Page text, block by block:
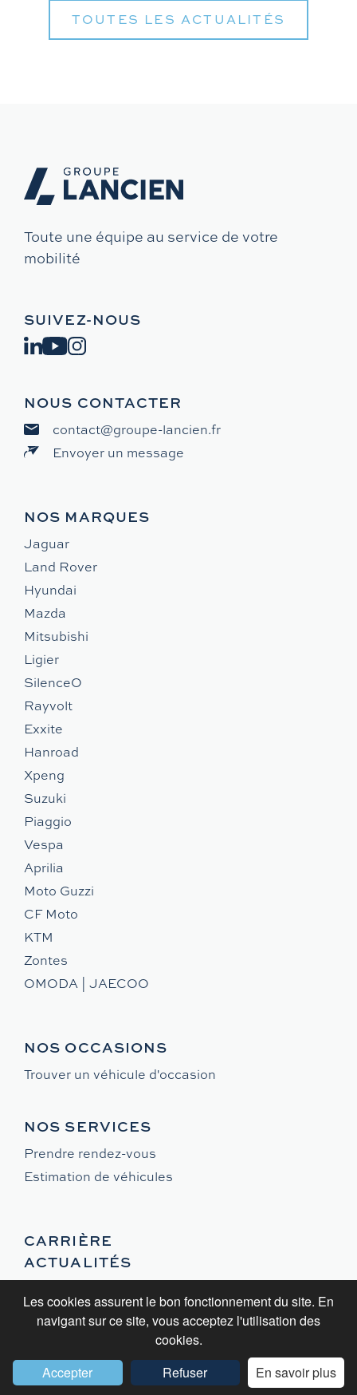
Les cookies assurent le bon fonctionnement du site. En
navigant sur ce site, vous acceptez l'utilisation des
cookies.
Accepter
Refuser En savoir plus
TOUTES LES ACTUALITÉS
Toute une équipe au service de votre
mobilité
SUIVEZ-NOUS
NOUS CONTACTER
contact@groupe-lancien.fr
Envoyer un message
NOS MARQUES
Jaguar
Land Rover
Hyundai
Mazda
Mitsubishi
Ligier
SilenceO
Rayvolt
Exxite
Hanroad
Xpeng
Suzuki
Piaggio
Vespa
Aprilia
Moto Guzzi
CF Moto
KTM
Zontes
OMODA | JAECOO
NOS OCCASIONS
Trouver un véhicule d'occasion
NOS SERVICES
Prendre rendez-vous
Estimation de véhicules
CARRIÈRE
ACTUALITÉS
©2024 - GROUPE LANCIEN -MENTIONS LÉGALES
UN SITE RÉALISÉ PAR L'AGENCE SEEWEB